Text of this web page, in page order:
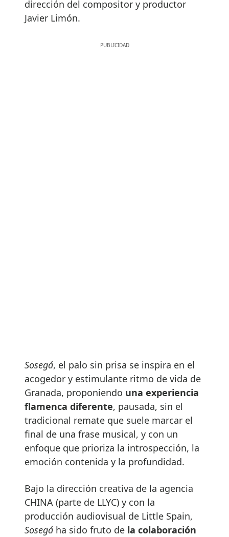
dirección del compositor y productor
Javier Limón.
Sosegá, el palo sin prisa se inspira en el
acogedor y estimulante ritmo de vida de
Granada, proponiendo una experiencia
flamenca diferente, pausada, sin el
tradicional remate que suele marcar el
final de una frase musical, y con un
enfoque que prioriza la introspección, la
emoción contenida y la profundidad.
Bajo la dirección creativa de la agencia
CHINA (parte de LLYC) y con la
producción audiovisual de Little Spain,
Sosegá ha sido fruto de la colaboración